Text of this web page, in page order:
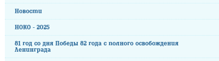
Новости
НОКО - 2025
81 год со дня Победы 82 года с полного освобождения
Ленинграда